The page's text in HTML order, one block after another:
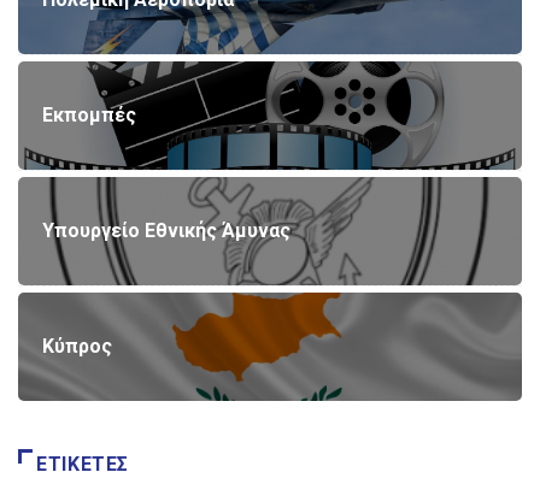
Εκπομπές
Υπουργείο Εθνικής Άμυνας
Κύπρος
ΕΤΙΚΈΤΕΣ